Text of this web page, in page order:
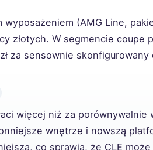
wyposażeniem (AMG Line,
złotych. W segmencie coupe
za sensownie skonfigurowany
więcej niż za
wnętrze i nowszą
co sprawia, że CLE